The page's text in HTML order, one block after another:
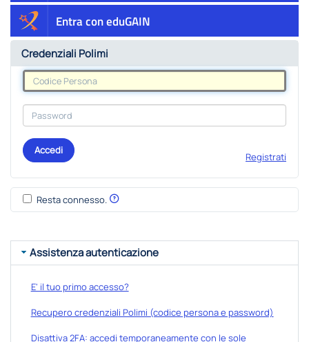
Entra con eduGAIN
Credenziali Polimi
Accedi
Registrati
Resta connesso.
Assistenza autenticazione
E' il tuo primo accesso?
Recupero credenziali Polimi (codice persona e password)
Disattiva 2FA: accedi temporaneamente con le sole